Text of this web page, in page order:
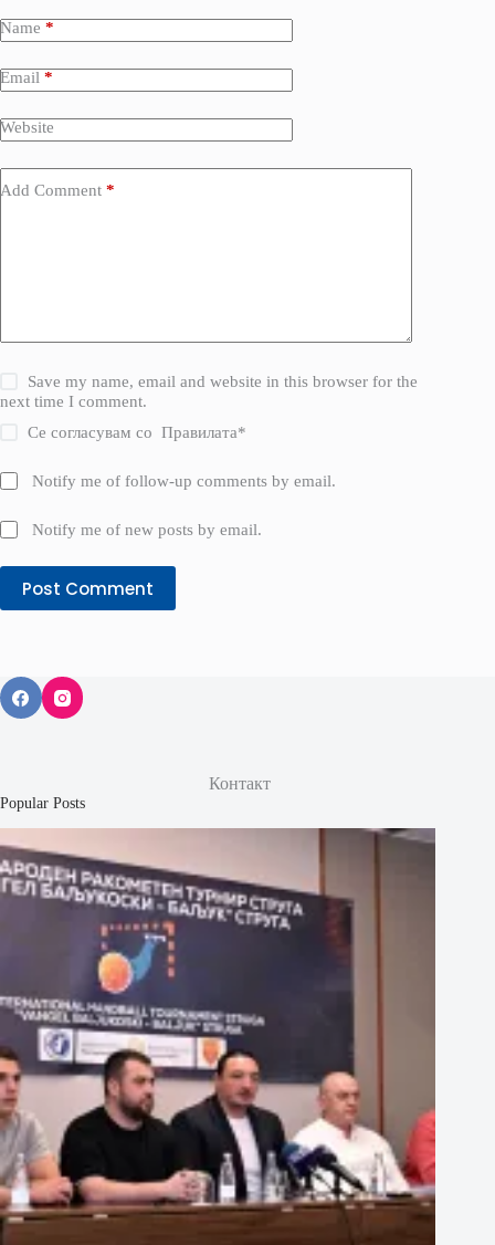
Name *
Email *
Website
Add Comment *
Save my name, email and website in this browser for the
next time I comment.
Се согласувам соПравилата*
Notify me of follow-up comments by email.
Notify me of new posts by email.
Post Comment
Контакт
Popular Posts